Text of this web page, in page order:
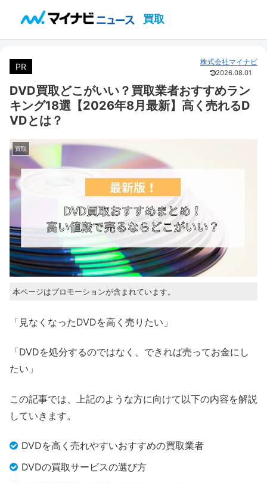
買取
PR 株式会社マイナビ
2026.08.01
DVD買取どこがいい？買取業者おすすめラン
キング18選【2026年8月最新】高く売れるD
VDとは？
買取
本ページはプロモーションが含まれています。
「見なくなったDVDを高く売りたい」
「DVDを処分するのではなく、できれば売ってお金にし
たい」
この記事では、上記のような方に向けて以下の内容を解説
していきます。
DVDを高く売れやすいおすすめの買取業者
DVDの買取サービスの選び方